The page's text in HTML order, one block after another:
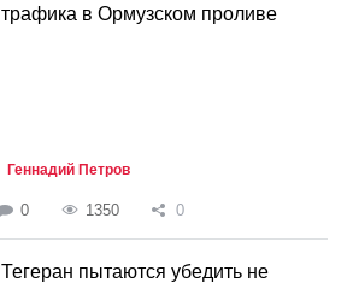
трафика в Ормузском проливе
Геннадий Петров
0 1350 0
Тегеран пытаются убедить не